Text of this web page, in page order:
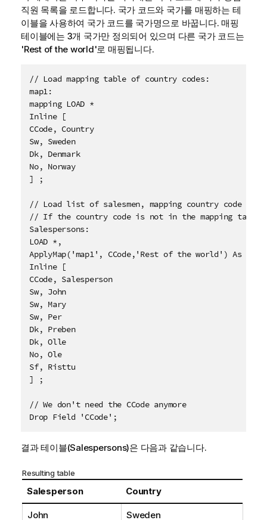
직원 목록을 로드합니다. 국가 코드와 국가를 매핑하는 테
이블을 사용하여 국가 코드를 국가명으로 바꿉니다. 매핑
테이블에는 3개 국가만 정의되어 있으며 다른 국가 코드는
'Rest of the world'로 매핑됩니다.
// Load mapping table of country codes:
map1:
mapping LOAD *
Inline [
CCode, Country
Sw, Sweden
Dk, Denmark
No, Norway
] ;
// Load list of salesmen, mapping country code to
// If the country code is not in the mapping
Salespersons:
LOAD *,
ApplyMap('map1', CCode,'Rest of the world') As
Inline [
CCode, Salesperson
Sw, John
Sw, Mary
Sw, Per
Dk, Preben
Dk, Olle
No, Ole
Sf, Risttu
] ;
// We don't need the CCode anymore
Drop Field 'CCode';
결과 테이블(Salespersons)은 다음과 같습니다.
Resulting table
Salesperson Country
John Sweden